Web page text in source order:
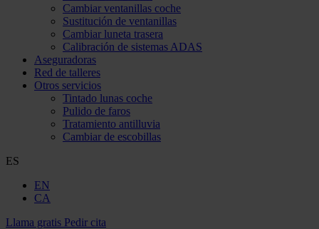
Cambiar ventanillas coche
Sustitución de ventanillas
Cambiar luneta trasera
Calibración de sistemas ADAS
Aseguradoras
Red de talleres
Otros servicios
Tintado lunas coche
Pulido de faros
Tratamiento antilluvia
Cambiar de escobillas
ES
EN
CA
Llama gratis Pedir cita